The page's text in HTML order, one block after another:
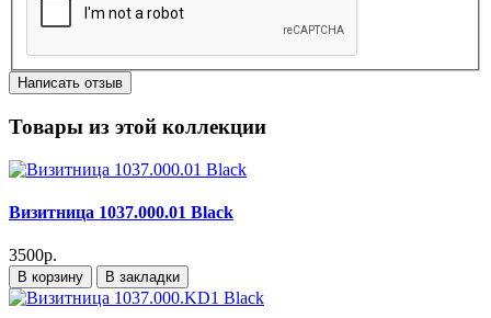
Написать отзыв
Товары из этой коллекции
Визитница 1037.000.01 Black
3500р.
В корзину В закладки